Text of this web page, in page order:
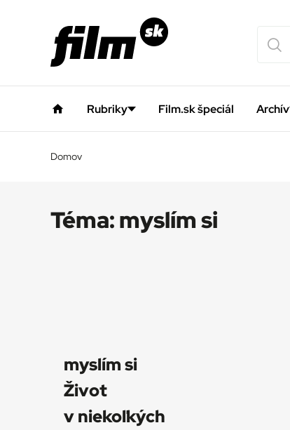
Rubriky Film.sk špeciál Archív
Domov
Téma:myslím si
myslím si
Život
v niekoľkých